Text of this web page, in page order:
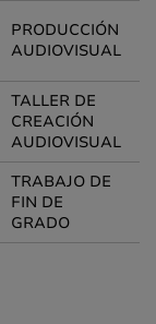
PRODUCCIÓN
AUDIOVISUAL
TALLER DE
CREACIÓN
AUDIOVISUAL
TRABAJO DE
FIN DE
GRADO